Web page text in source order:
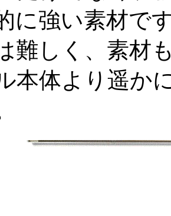
に強い素材で
難しく、素材
本体より遥か